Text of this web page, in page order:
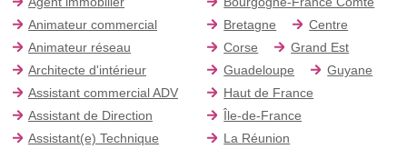
Animateur commercial
Animateur réseau
Architecte d'intérieur
Assistant commercial ADV
Assistant de Direction
Assistant(e) Technique
Bretagne
Centre
Corse
Grand Est
Guadeloupe
Guyane
Haut de France
Île-de-France
La Réunion